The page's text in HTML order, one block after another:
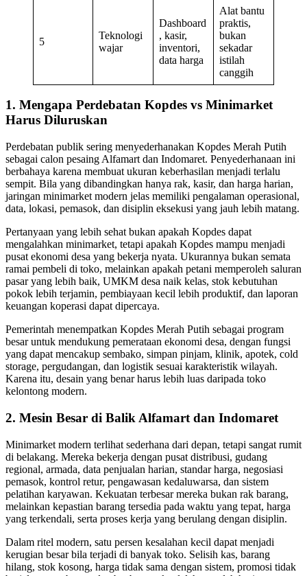
5
Teknologi
wajar
Dashboard
, kasir,
inventori,
data harga
Alat bantu
praktis,
bukan
sekadar
istilah
canggih
1. Mengapa Perdebatan Kopdes vs Minimarket
Harus Diluruskan
Perdebatan publik sering menyederhanakan Kopdes Merah Putih
sebagai calon pesaing Alfamart dan Indomaret. Penyederhanaan ini
berbahaya karena membuat ukuran keberhasilan menjadi terlalu
sempit. Bila yang dibandingkan hanya rak, kasir, dan harga harian,
jaringan minimarket modern jelas memiliki pengalaman operasional,
data, lokasi, pemasok, dan disiplin eksekusi yang jauh lebih matang.
Pertanyaan yang lebih sehat bukan apakah Kopdes dapat
mengalahkan minimarket, tetapi apakah Kopdes mampu menjadi
pusat ekonomi desa yang bekerja nyata. Ukurannya bukan semata
ramai pembeli di toko, melainkan apakah petani memperoleh saluran
pasar yang lebih baik, UMKM desa naik kelas, stok kebutuhan
pokok lebih terjamin, pembiayaan kecil lebih produktif, dan laporan
keuangan koperasi dapat dipercaya.
Pemerintah menempatkan Kopdes Merah Putih sebagai program
besar untuk mendukung pemerataan ekonomi desa, dengan fungsi
yang dapat mencakup sembako, simpan pinjam, klinik, apotek, cold
storage, pergudangan, dan logistik sesuai karakteristik wilayah.
Karena itu, desain yang benar harus lebih luas daripada toko
kelontong modern.
2. Mesin Besar di Balik Alfamart dan Indomaret
Minimarket modern terlihat sederhana dari depan, tetapi sangat rumit
di belakang. Mereka bekerja dengan pusat distribusi, gudang
regional, armada, data penjualan harian, standar harga, negosiasi
pemasok, kontrol retur, pengawasan kedaluwarsa, dan sistem
pelatihan karyawan. Kekuatan terbesar mereka bukan rak barang,
melainkan kepastian barang tersedia pada waktu yang tepat, harga
yang terkendali, serta proses kerja yang berulang dengan disiplin.
Dalam ritel modern, satu persen kesalahan kecil dapat menjadi
kerugian besar bila terjadi di banyak toko. Selisih kas, barang
hilang, stok kosong, harga tidak sama dengan sistem, promosi tidak